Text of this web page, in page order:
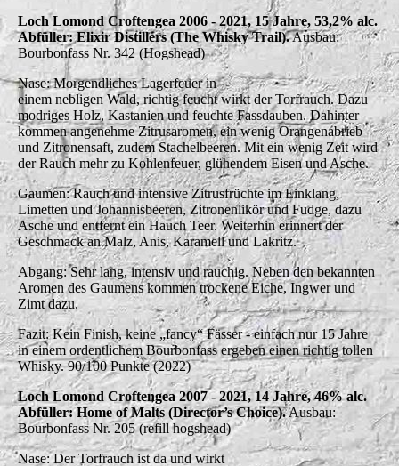
Loch Lomond Croftengea 2006 - 2021, 15 Jahre, 53,2% alc.
Abfüller: Elixir Distillers (The Whisky Trail).Ausbau:
Bourbonfass Nr. 342 (Hogshead)
Nase: Morgendliches Lagerfeuer in
einem nebligen Wald, richtig feucht wirkt der Torfrauch. Dazu
modriges Holz, Kastanien und feuchte Fassdauben. Dahinter
kommen angenehme Zitrusaromen, ein wenig Orangenabrieb
und Zitronensaft, zudem Stachelbeeren. Mit ein wenig Zeit wird
der Rauch mehr zu Kohlenfeuer, glühendem Eisen und Asche.
Gaumen: Rauch und intensive Zitrusfrüchte im Einklang,
Limetten und Johannisbeeren, Zitronenlikör und Fudge, dazu
Asche und entfernt ein Hauch Teer. Weiterhin erinnert der
Geschmack an Malz, Anis, Karamell und Lakritz.
Abgang: Sehr lang, intensiv und rauchig. Neben den bekannten
Aromen des Gaumens kommen trockene Eiche, Ingwer und
Zimt dazu.
Fazit: Kein Finish, keine „fancy“ Fässer - einfach nur 15 Jahre
in einem ordentlichem Bourbonfass ergeben einen richtig tollen
Whisky. 90/100 Punkte (2022)
Loch Lomond Croftengea 2007 - 2021, 14 Jahre, 46% alc.
Abfüller: Home of Malts (Director’s Choice).Ausbau:
Bourbonfass Nr. 205 (refill hogshead)
Nase: Der Torfrauch ist da und wirkt